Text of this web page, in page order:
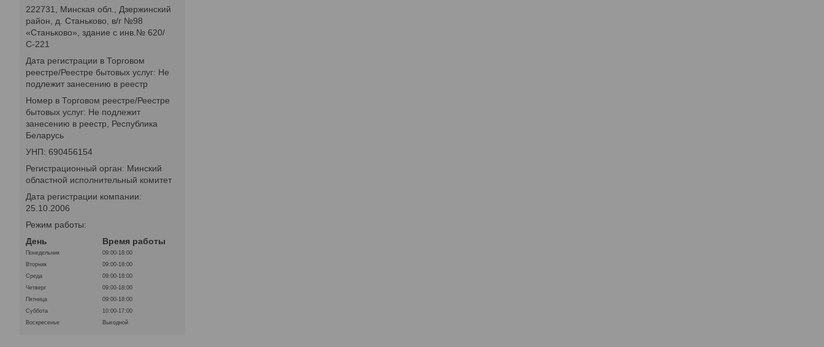
222731, Минская обл., Дзержинский
район, д. Станьково, в/г №98
«Станьково», здание с инв.№ 620/
С-221
Дата регистрации в Торговом
реестре/Реестре бытовых услуг: Не
подлежит занесению в реестр
Номер в Торговом реестре/Реестре
бытовых услуг: Не подлежит
занесению в реестр, Республика
Беларусь
УНП: 690456154
Регистрационный орган: Минский
областной исполнительный комитет
Дата регистрации компании:
25.10.2006
Режим работы:
День
Время работы
Понедельник
09:00-18:00
Вторник
09:00-18:00
Среда
09:00-18:00
Четверг
09:00-18:00
Пятница
09:00-18:00
Суббота
10:00-17:00
Воскресенье
Выходной